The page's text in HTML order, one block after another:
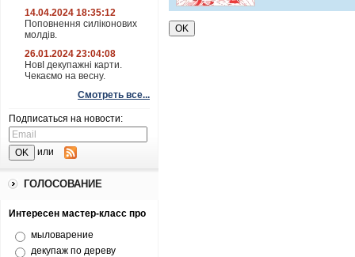
14.04.2024 18:35:12
Поповнення силіконових
молдів.
26.01.2024 23:04:08
НовІ декупажні карти.
Чекаємо на весну.
Смотреть все...
Подписаться на новости:
или
ГОЛОСОВАНИЕ
Интересен мастер-класс про
мыловарение
декупаж по дереву